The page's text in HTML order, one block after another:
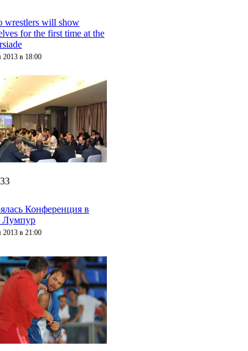
wrestlers will show
for the first time at the
2013 в 18:00
Конференция в
Лумпур
2013 в 21:00